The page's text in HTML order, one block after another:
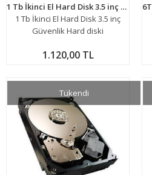
1 Tb İkinci El Hard Disk 3.5 inç Güvenlik Hard diski
1 Tb İkinci El Hard Disk 3.5 inç
Güvenlik Hard diski
1.120,00 TL
Tükendi